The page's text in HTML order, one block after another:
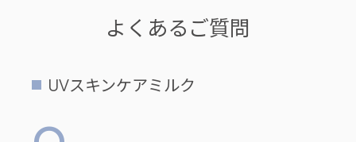
よくあるご質問
UVスキンケアミルク